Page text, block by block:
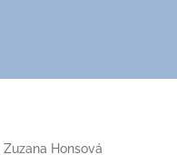
Zuzana Honsová